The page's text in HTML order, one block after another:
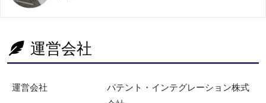
運営会社
運営会社
パテント・インテグレーション株式